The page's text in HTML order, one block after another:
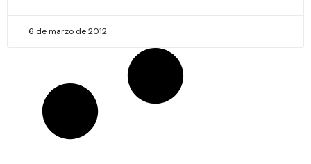
6 de marzo de 2012